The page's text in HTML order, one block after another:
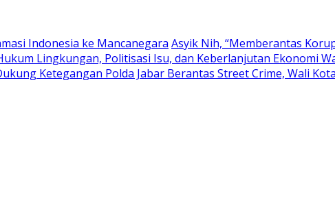
Indonesia ke Mancanegara Asyik Nih, “Memberantas
Lingkungan, Politisasi Isu, dan Keberlanjutan Ekonomi
Ketegangan Polda Jabar Berantas Street Crime, Wali